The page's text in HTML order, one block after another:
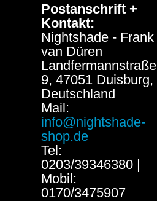
Postanschrift +
Kontakt:
Nightshade - Frank
van Düren
Landfermannstraße
9, 47051 Duisburg,
Deutschland
Mail:
info@nightshade-
shop.de
Tel:
0203/39346380 |
Mobil:
0170/3475907